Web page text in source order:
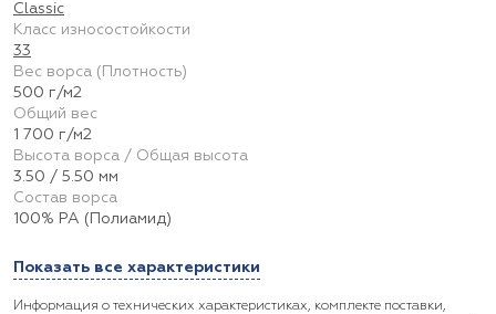
Classic
Класс износостойкости
33
Вес ворса (Плотность)
500 г/м2
Общий вес
1 700 г/м2
Высота ворса / Общая высота
3.50 / 5.50 мм
Состав ворса
100% PA (Полиамид)
Показать все характеристики
Информация о технических характеристиках, комплекте поставки,